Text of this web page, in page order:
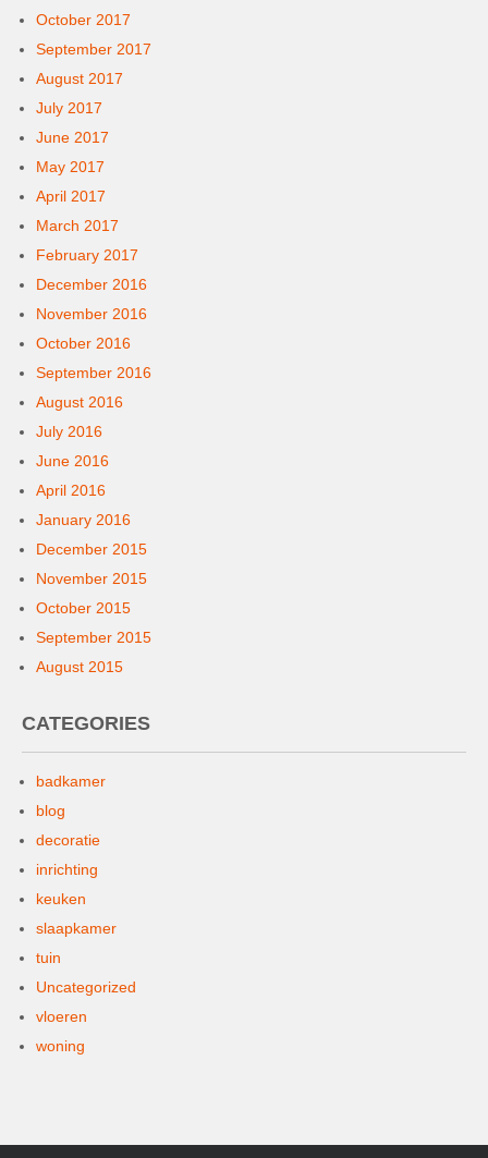
October 2017
September 2017
August 2017
July 2017
June 2017
May 2017
April 2017
March 2017
February 2017
December 2016
November 2016
October 2016
September 2016
August 2016
July 2016
June 2016
April 2016
January 2016
December 2015
November 2015
October 2015
September 2015
August 2015
CATEGORIES
badkamer
blog
decoratie
inrichting
keuken
slaapkamer
tuin
Uncategorized
vloeren
woning